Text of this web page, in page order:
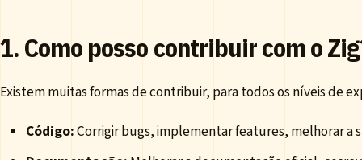
1. Como posso contribuir com o
Existem muitas formas de contribuir, para todos os níveis de
Código:Corrigir bugs, implementar features, melhorar a